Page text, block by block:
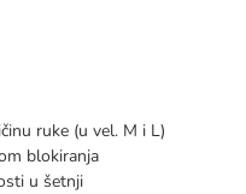
ruke (u vel. M i L)
blokiranja
u šetnji